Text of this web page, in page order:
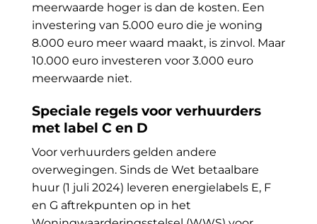
meerwaarde hoger is dan de kosten. Een
investering van 5.000 euro die je woning
8.000 euro meer waard maakt, is zinvol. Maar
10.000 euro investeren voor 3.000 euro
meerwaarde niet.
Speciale regels voor verhuurders
met label C en D
Voor verhuurders gelden andere
overwegingen. Sinds de Wet betaalbare
huur (1 juli 2024) leveren energielabels E, F
en G aftrekpunten op in het